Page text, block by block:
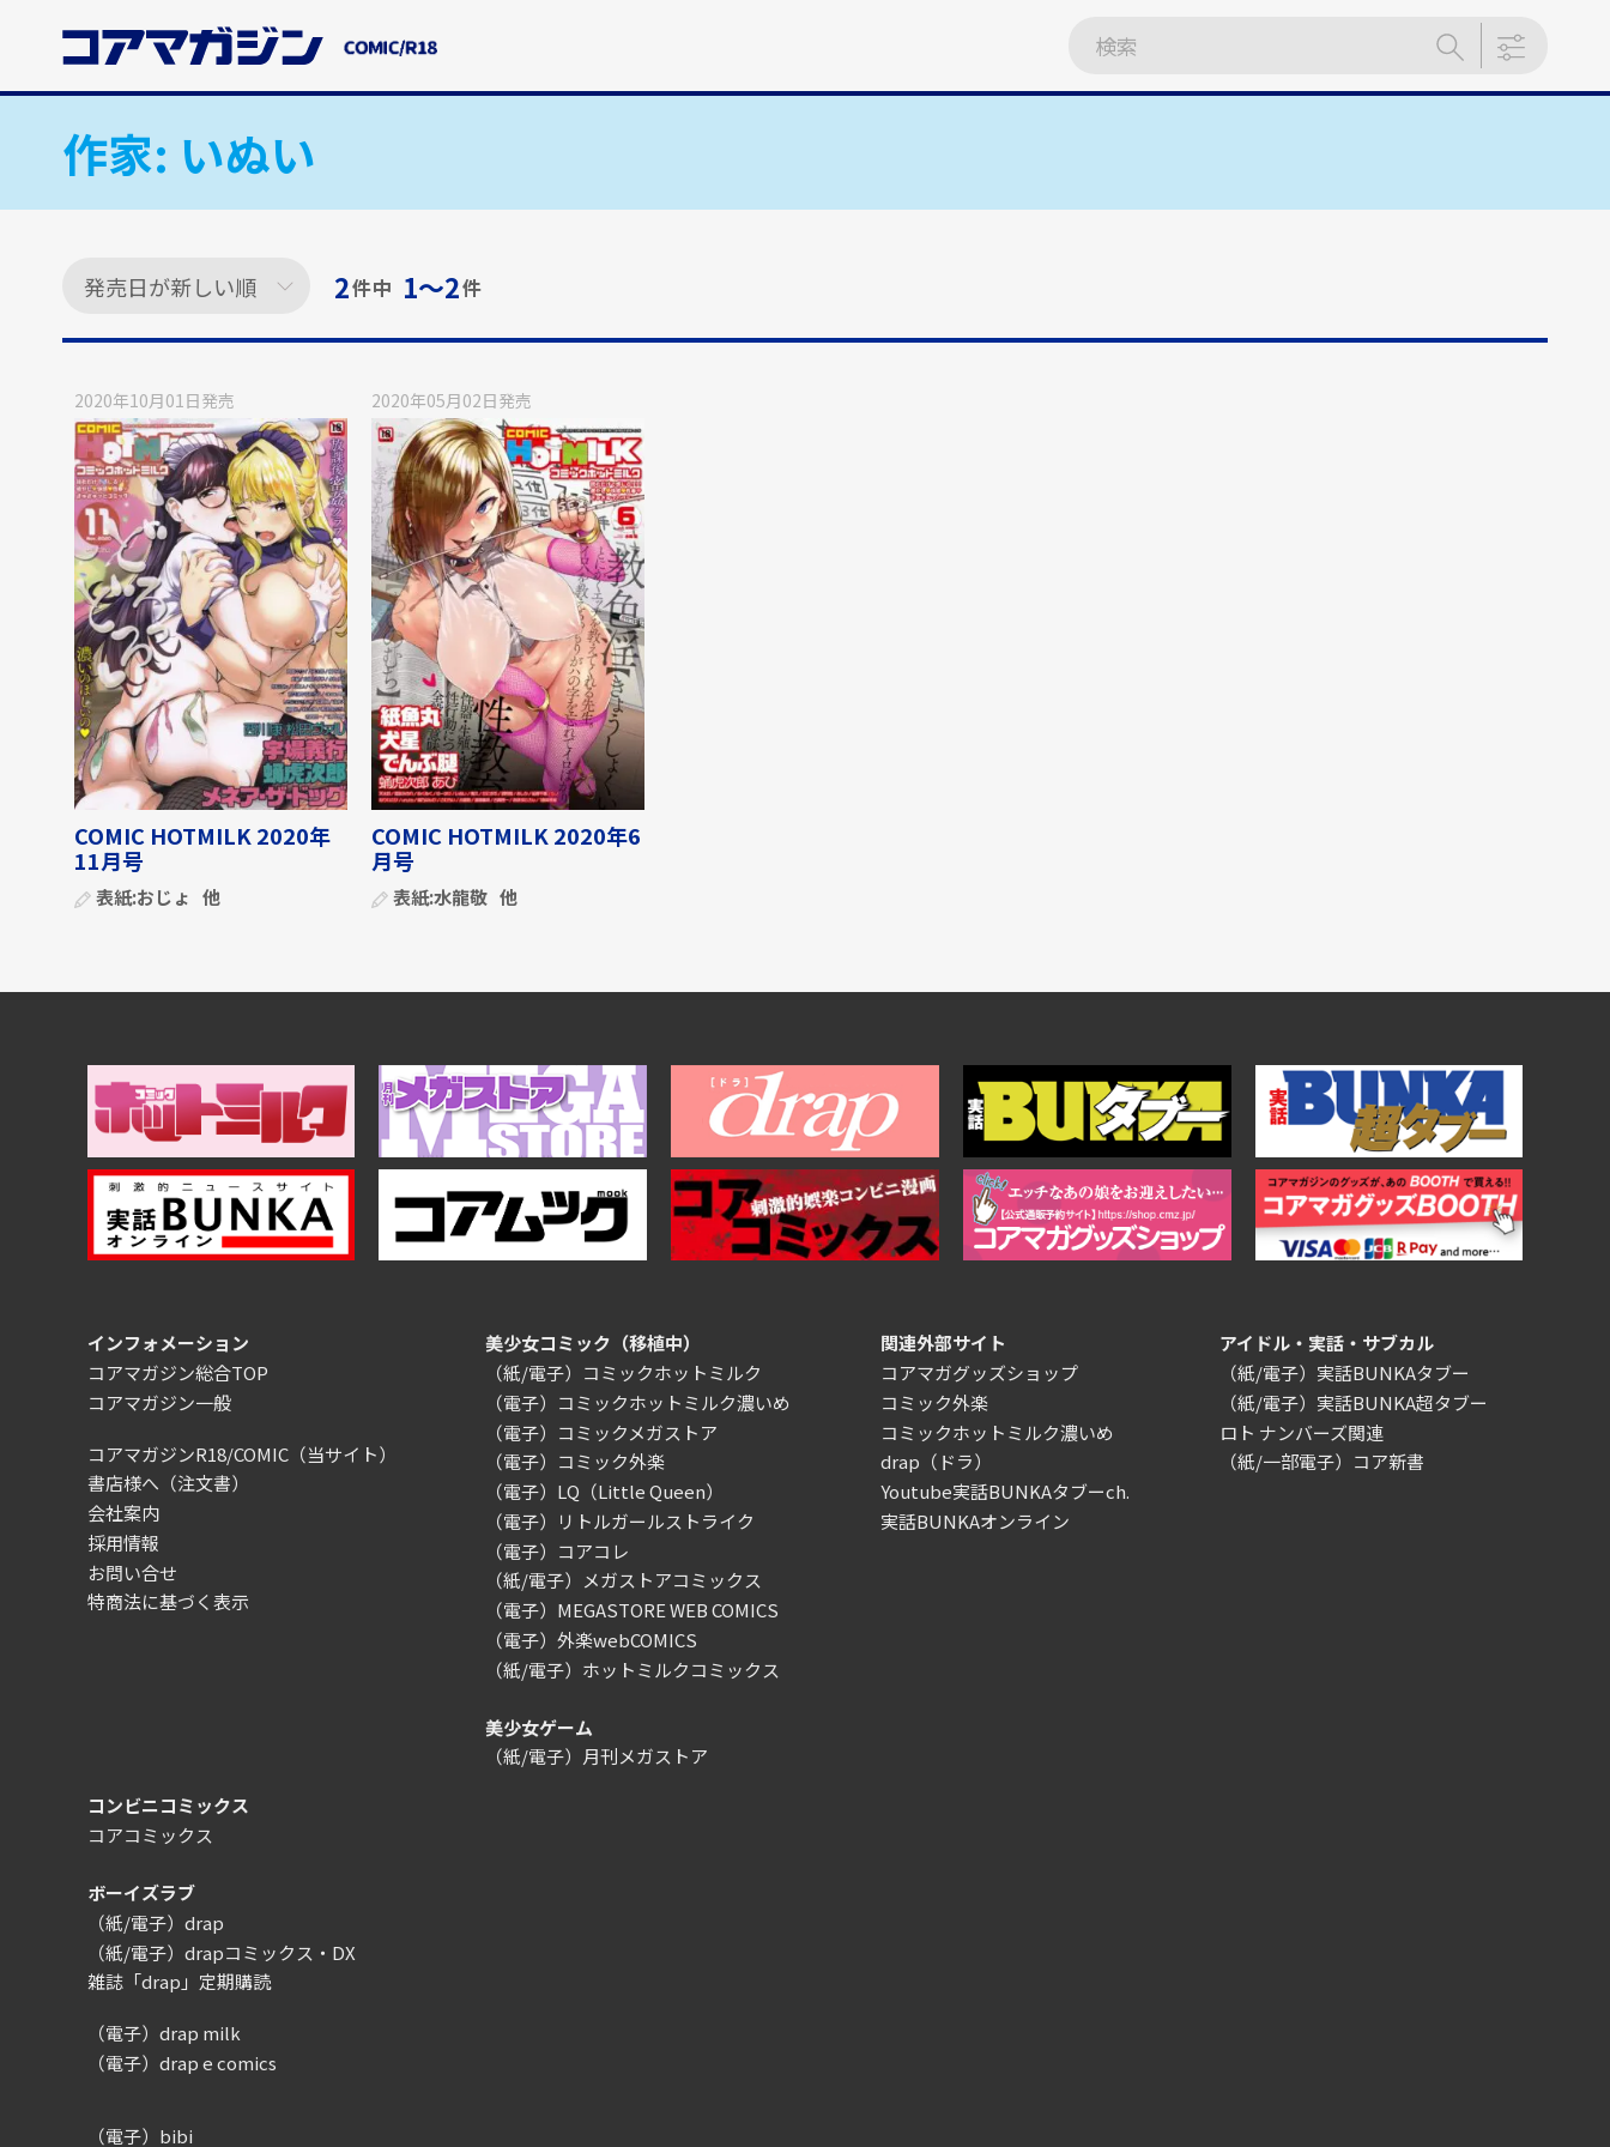
コ
ツ
作家: いぬい
2件中 1〜2件
2020年10月01日発売
COMIC HOTMILK 2020年
11月号
表紙:おじょ 他
2020年05月02日発売
COMIC HOTMILK 2020年6
月号
表紙:水龍敬 他
インフォメーション
コアマガジン総合TOP
コアマガジン一般
コアマガジンR18/COMIC（当サイト）
書店様へ（注文書）
会社案内
採用情報
お問い合せ
特商法に基づく表示
美少女コミック（移植中）
（紙/電子）コミックホットミルク
（電子）コミックホットミルク濃いめ
（電子）コミックメガストア
（電子）コミック外楽
（電子）LQ（Little Queen）
（電子）リトルガールストライク
（電子）コアコレ
（紙/電子）メガストアコミックス
（電子）MEGASTORE WEB COMICS
（電子）外楽webCOMICS
（紙/電子）ホットミルクコミックス
美少女ゲーム
（紙/電子）月刊メガストア
関連外部サイト
コアマガグッズショップ
コミック外楽
コミックホットミルク濃いめ
drap（ドラ）
Youtube実話BUNKAタブーch.
実話BUNKAオンライン
アイドル・実話・サブカル
（紙/電子）実話BUNKAタブー
（紙/電子）実話BUNKA超タブー
ロト ナンバーズ関連
（紙/一部電子）コア新書
コンビニコミックス
コアコミックス
ボーイズラブ
（紙/電子）drap
（紙/電子）drapコミックス・DX
雑誌「drap」定期購読
（電子）drap milk
（電子）drap e comics
（電子）bibi